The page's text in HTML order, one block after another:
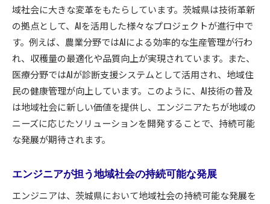
域社会に大きな変革をもたらしています。茨城県は技術革新
の拠点として、AIを活用した様々なプロジェクトが進行中で
す。例えば、農業分野ではAIによる効率的な生産管理が行わ
れ、収穫量の最適化や品質向上が実現されています。また、
医療分野ではAIが診断支援システムとして活用され、地域住
民の健康管理が向上しています。このように、AI技術の普及
は地域社会に新しい価値を提供し、エンジニアたちが地域の
ニーズに応じたソリューションを開発することで、持続可能
な発展が期待されます。
エンジニアが担う地域社会の持続可能な発展
エンジニアは、茨城県において地域社会の持続可能な発展を